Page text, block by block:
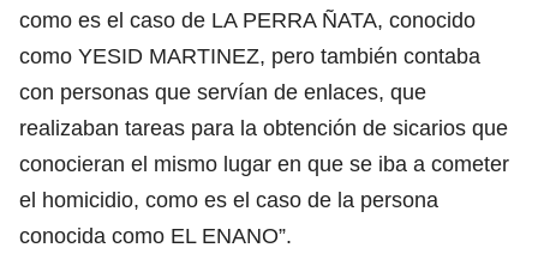
como es el caso de LA PERRA ÑATA, conocido
como YESID MARTINEZ, pero también contaba
con personas que servían de enlaces, que
realizaban tareas para la obtención de sicarios que
conocieran el mismo lugar en que se iba a cometer
el homicidio, como es el caso de la persona
conocida como EL ENANO”.